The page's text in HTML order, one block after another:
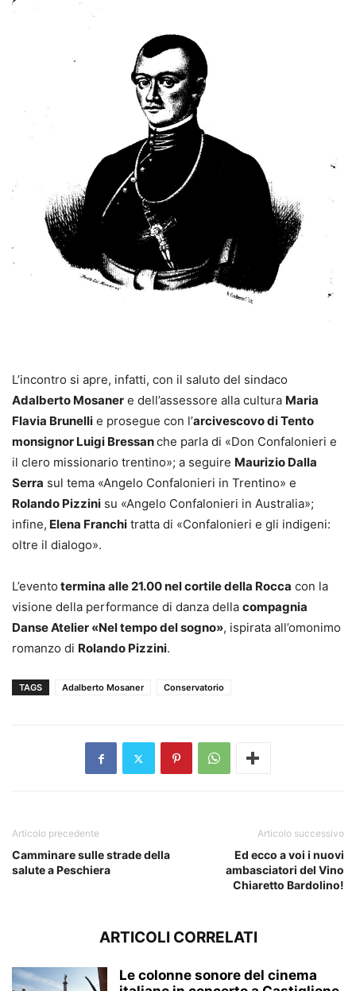
L’incontro si apre, infatti, con il saluto del sindaco
Adalberto Mosaner e dell’assessore alla cultura Maria
Flavia Brunelli e prosegue con l’arcivescovo di Tento
monsignor Luigi Bressanche parla di «Don Confalonieri e
il clero missionario trentino»; a seguire Maurizio Dalla
Serra sul tema «Angelo Confalonieri in Trentino» e
Rolando Pizzini su «Angelo Confalonieri in Australia»;
infine, Elena Franchi tratta di «Confalonieri e gli indigeni:
oltre il dialogo».
L’evento termina alle 21.00 nel cortile della Rocca con la
visione della performance di danza della compagnia
Danse Atelier «Nel tempo del sogno», ispirata all’omonimo
romanzo di Rolando Pizzini.
TAGS Adalberto Mosaner Conservatorio
Articolo precedente
Camminare sulle strade della
salute a Peschiera
Articolo successivo
Ed ecco a voi i nuovi
ambasciatori del Vino
Chiaretto Bardolino!
ARTICOLI CORRELATI
Le colonne sonore del cinema